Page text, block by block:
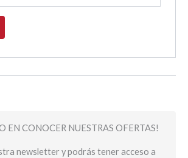
EN CONOCER NUESTRAS OFERTAS!
newsletter y podrás tener acceso a